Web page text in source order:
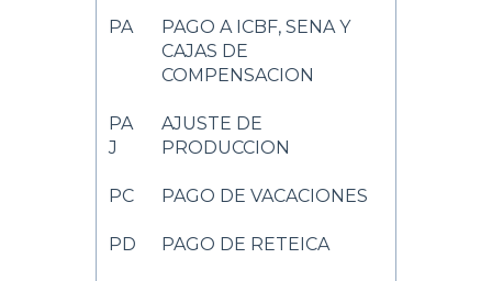
PA
PAGO A ICBF, SENA Y
CAJAS DE
COMPENSACION
PA
J
AJUSTE DE
PRODUCCION
PC PAGO DE VACACIONES
PD PAGO DE RETEICA